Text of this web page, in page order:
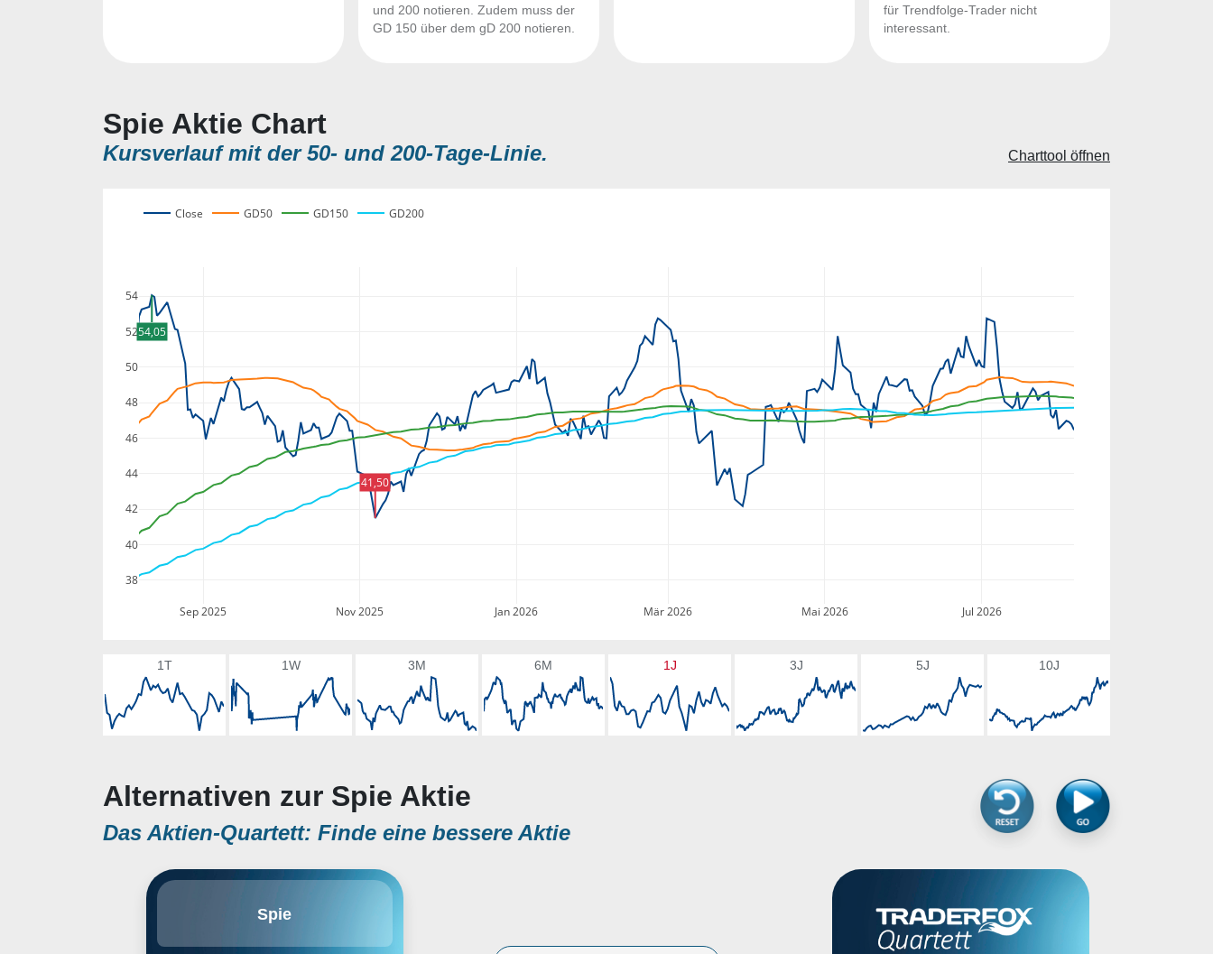
und 200 notieren. Zudem muss der
GD 150 über dem gD 200 notieren.
für Trendfolge-Trader nicht
interessant.
Spie Aktie Chart
Kursverlauf mit der 50- und 200-Tage-Linie. Charttool öffnen
Sep 2025 Nov 2025 Jan 2026 Mär 2026 Mai 2026 Jul 2026
38
40
42
44
46
48
50
52
54
Close GD50 GD150 GD200
54,05
41,50
1T 1W 3M 6M 1J 3J 5J 10J
Alternativen zur Spie Aktie
Das Aktien-Quartett: Finde eine bessere Aktie
Spie
of business support services. It
segments: France, Germany &